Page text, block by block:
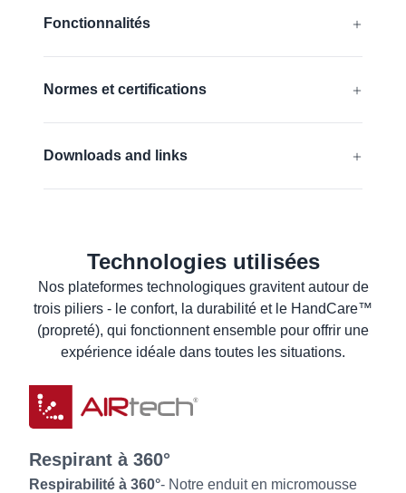
GRIPtech®, HandCare
Fonctionnalités
Normes et certifications
Downloads and links
alimentaire
Fiche de données de sécurité
Fiche de données du produit
Instructions de lavage
Technologies utilisées
Nos plateformes technologiques gravitent autour de
trois piliers - le confort, la durabilité et le HandCare™
(propreté), qui fonctionnent ensemble pour offrir une
expérience idéale dans toutes les situations.
Respirant à 360°
Respirabilité à 360°- Notre enduit en micromousse